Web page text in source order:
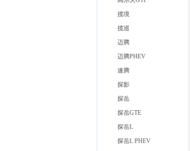
揽境
揽巡
迈腾
迈腾PHEV
速腾
探影
探岳
探岳GTE
探岳L
探岳L PHEV